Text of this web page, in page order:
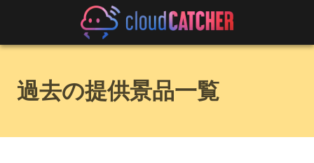
過去の提供景品一覧